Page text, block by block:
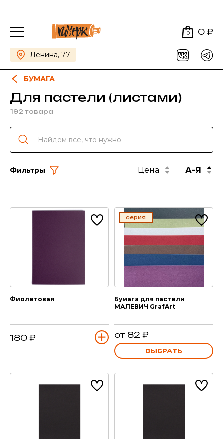
0 0 ₽
Ленина, 77
БУМАГА
Для пастели (листами)
192 товара
Фильтры Цена А-Я
Фиолетовая
180 ₽
серия
Бумага для пастели
МАЛЕВИЧ GrafArt
от 82 ₽
ВЫБРАТЬ